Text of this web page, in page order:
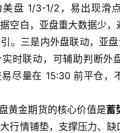
美盘 1/3-1/2，易出现滑
空白，亚盘重大数据少
。三是内外盘联动，亚
时联动，可辅助判断外
尽量在 15:30 前平仓，
黄金期货的核心价值是蓄
行情铺垫，支撑压力、